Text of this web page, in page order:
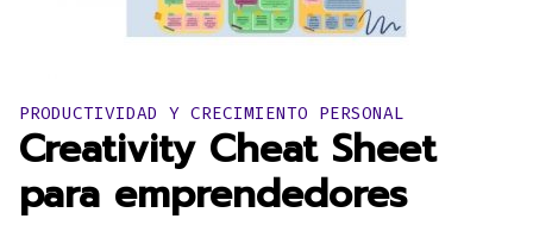
Publicado en:
PRODUCTIVIDAD Y CRECIMIENTO PERSONAL
Creativity Cheat Sheet
para emprendedores